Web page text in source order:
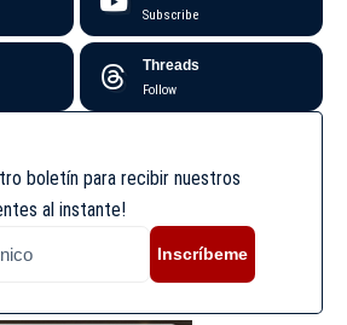
Subscribe
Threads
Follow
boletín para recibir nuestros
al instante!
Inscríbeme